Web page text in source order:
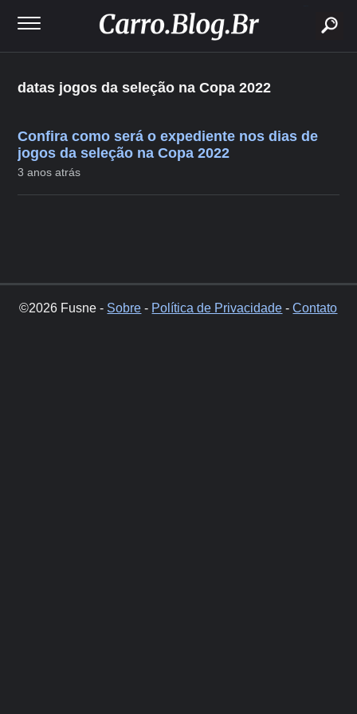
datas jogos da seleção na Copa 2022
Confira como será o expediente nos dias de
jogos da seleção na Copa 2022
3 anos atrás
©2026 Fusne - Sobre - Política de Privacidade -Contato